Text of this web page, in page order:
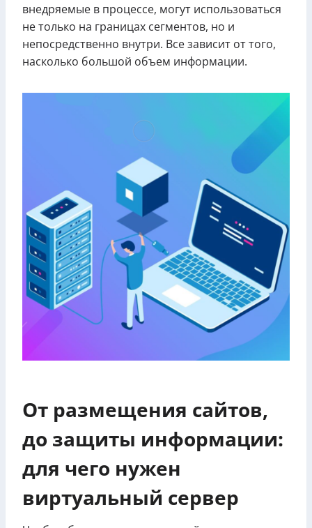
внедряемые в процессе, могут использоваться
не только на границах сегментов, но и
непосредственно внутри. Все зависит от того,
насколько большой объем информации.
От размещения сайтов,
до защиты информации:
для чего нужен
виртуальный сервер